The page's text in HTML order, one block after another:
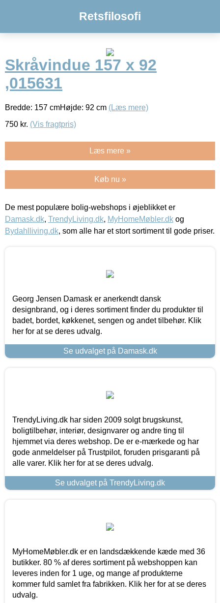
Retsfilosofi
Skråvindue 157 x 92
,015631
Bredde: 157 cmHøjde: 92 cm (Læs mere)
750 kr. (Vis fragtpris)
Læs mere »
Køb nu »
De mest populære bolig-webshops i øjeblikket er
Damask.dk, TrendyLiving.dk, MyHomeMøbler.dk og
Bydahlliving.dk, som alle har et stort sortiment til gode priser.
Georg Jensen Damask er anerkendt dansk
designbrand, og i deres sortiment finder du produkter til
badet, bordet, køkkenet, sengen og andet tilbehør. Klik
her for at se deres udvalg.
Se udvalget på Damask.dk
TrendyLiving.dk har siden 2009 solgt brugskunst,
boligtilbehør, interiør, designvarer og andre ting til
hjemmet via deres webshop. De er e-mærkede og har
gode anmeldelser på Trustpilot, foruden prisgaranti på
alle varer. Klik her for at se deres udvalg.
Se udvalget på TrendyLiving.dk
MyHomeMøbler.dk er en landsdækkende kæde med 36
butikker. 80 % af deres sortiment på webshoppen kan
leveres inden for 1 uge, og mange af produkterne
kommer fuld samlet fra fabrikken. Klik her for at se deres
udvalg.